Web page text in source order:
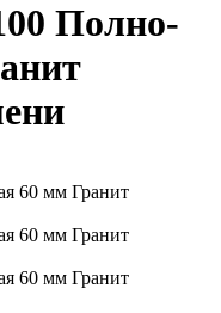
Полно-